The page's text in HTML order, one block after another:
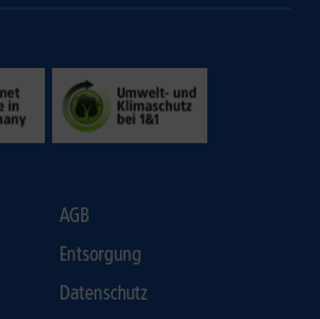
AGB
Entsorgung
Datenschutz